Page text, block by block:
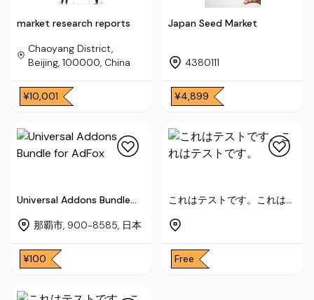
market research reports
Chaoyang District,
Beijing, 100000, China
¥10,001
Japan Seed Market
4380111
¥4,899
Universal Addons Bundle
那覇市, 900-8585, 日本
¥100
これはテストです。これはテ
Free